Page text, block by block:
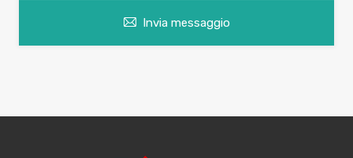
Invia messaggio